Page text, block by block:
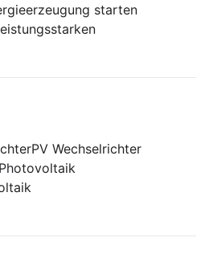
starten
PV Wechselrichter